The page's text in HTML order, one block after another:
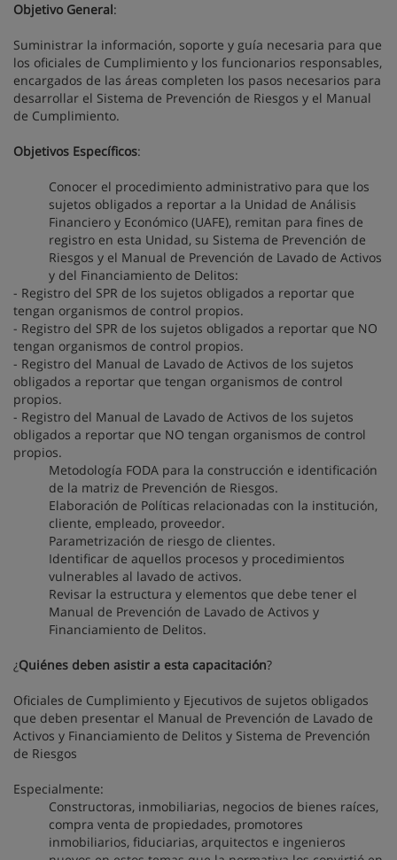
Objetivo General:
Suministrar la información, soporte y guía necesaria para que
los oficiales de Cumplimiento y los funcionarios responsables,
encargados de las áreas completen los pasos necesarios para
desarrollar el Sistema de Prevención de Riesgos y el Manual
de Cumplimiento.
Objetivos Específicos:
Conocer el procedimiento administrativo para que los
sujetos obligados a reportar a la Unidad de Análisis
Financiero y Económico (UAFE), remitan para fines de
registro en esta Unidad, su Sistema de Prevención de
Riesgos y el Manual de Prevención de Lavado de Activos
y del Financiamiento de Delitos:
- Registro del SPR de los sujetos obligados a reportar que
tengan organismos de control propios.
- Registro del SPR de los sujetos obligados a reportar que NO
tengan organismos de control propios.
- Registro del Manual de Lavado de Activos de los sujetos
obligados a reportar que tengan organismos de control
propios.
- Registro del Manual de Lavado de Activos de los sujetos
obligados a reportar que NO tengan organismos de control
propios.
Metodología FODA para la construcción e identificación
de la matriz de Prevención de Riesgos.
Elaboración de Políticas relacionadas con la institución,
cliente, empleado, proveedor.
Parametrización de riesgo de clientes.
Identificar de aquellos procesos y procedimientos
vulnerables al lavado de activos.
Revisar la estructura y elementos que debe tener el
Manual de Prevención de Lavado de Activos y
Financiamiento de Delitos.
¿Quiénes deben asistir a esta capacitación?
Oficiales de Cumplimiento y Ejecutivos de sujetos obligados
que deben presentar el Manual de Prevención de Lavado de
Activos y Financiamiento de Delitos y Sistema de Prevención
de Riesgos
Especialmente:
Constructoras, inmobiliarias, negocios de bienes raíces,
compra venta de propiedades, promotores
inmobiliarios, fiduciarias, arquitectos e ingenieros